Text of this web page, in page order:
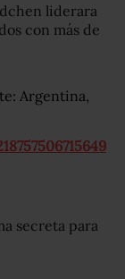
liderara
con más de
Argentina,
secreta para